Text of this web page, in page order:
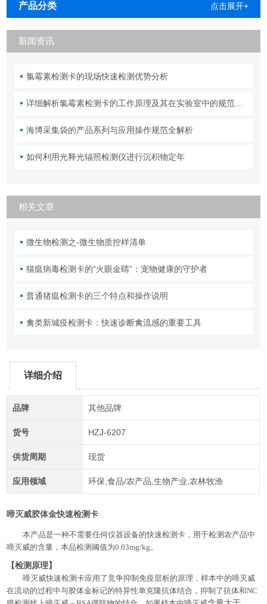
产品分类 点击展开+
新闻资讯
氯霉素检测卡的现场快速检测优势分析
详细解析氯霉素检测卡的工作原理及其在实验室中的规范操作与维护方法
海博采集袋的产品系列与应用操作规范全解析
如何利用光释光辐照检测仪进行沉积物定年
相关文章
微生物检测之-微生物质控样清单
猫瘟病毒检测卡的“火眼金睛”：宠物健康的守护者
普通猪瘟检测卡的三个特点和操作说明
禽类新城疫检测卡：快速诊断禽流感的重要工具
详细介绍
品牌 其他品牌
货号 HZJ-6207
供货周期 现货
应用领域 环保,食品/农产品,生物产业,农林牧渔
啼灭威胶体金快速检测卡
本产品是一种不需要任何仪器设备的快速检测卡，用于检测农产品中
啼灭威的含量，本品检测阈值为0.03mg/kg。
【检测原理】
啼灭威快速检测卡应用了竞争抑制免疫层析的原理，样本中的啼灭威
在流动的过程中与胶体金标记的特异性单克隆抗体结合，抑制了抗体和NC